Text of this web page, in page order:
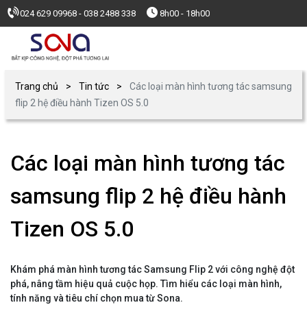
024 629 09968 - 038 2488 338 8h00 - 18h00
Trang chủ Tin tức
Các loại màn hình tương tác samsung
flip 2 hệ điều hành Tizen OS 5.0
Các loại màn hình tương tác
samsung flip 2 hệ điều hành
Tizen OS 5.0
Khám phá màn hình tương tác Samsung Flip 2 với công nghệ đột
phá, nâng tầm hiệu quả cuộc họp. Tìm hiểu các loại màn hình,
tính năng và tiêu chí chọn mua từ Sona.